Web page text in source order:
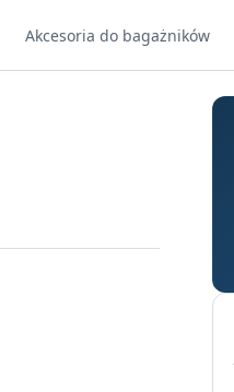
Akcesoria do bagażników